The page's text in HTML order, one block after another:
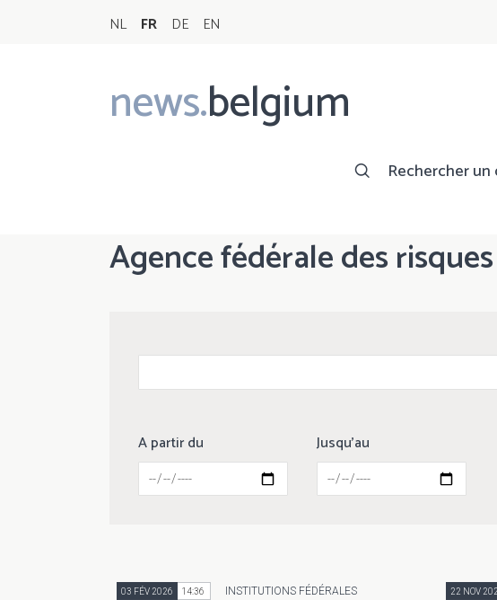
NL FR DE EN
news.belgium
Main
navigation
Rechercher
Agence fédérale des
A partir du Jusqu'au
03 FÉV 2026 14:36 INSTITUTIONS FÉDÉRALES 22 NOV